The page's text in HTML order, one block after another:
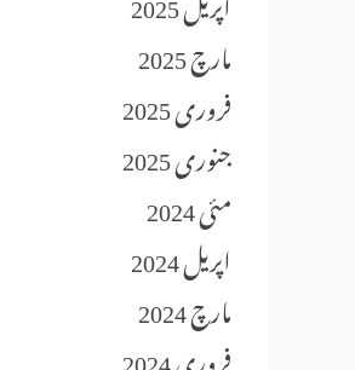
مارچ 2025
فروری 2025
جنوری 2025
مئی 2024
اپریل 2024
مارچ 2024
فروری 2024